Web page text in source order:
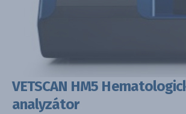
VETSCAN HM5
analyzátor